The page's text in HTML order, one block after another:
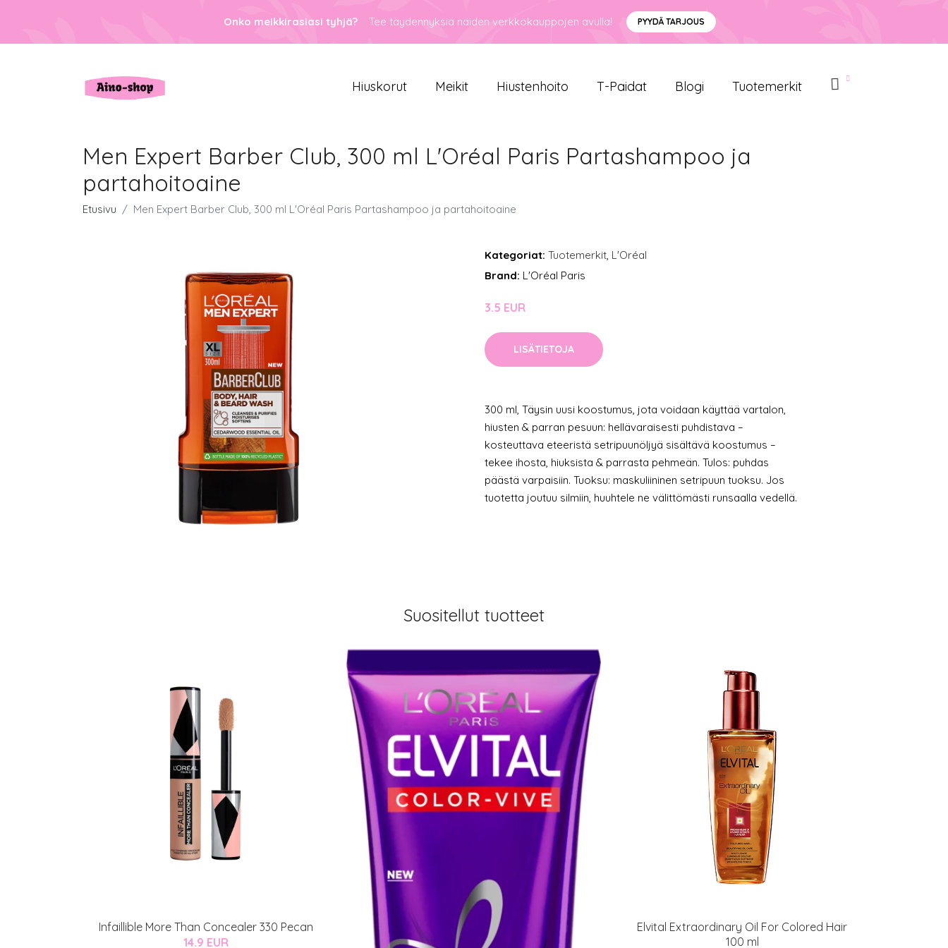
Onko meikkirasiasi tyhjä? Tee täydennyksiä näiden verkkokauppojen avulla! PYYDÄ TARJOUS
Hiuskorut Meikit Hiustenhoito T-Paidat Blogi Tuotemerkit
Men Expert Barber Club, 300 ml L'Oréal Paris Partashampoo ja
partahoitoaine
Etusivu Men Expert Barber Club, 300 ml L'Oréal Paris Partashampoo ja partahoitoaine
Kategoriat: Tuotemerkit, L'Oréal
Brand: L'Oréal Paris
3.5 EUR
LISÄTIETOJA
300 ml, Täysin uusi koostumus, jota voidaan käyttää vartalon,
hiusten & parran pesuun: hellävaraisesti puhdistava –
kosteuttava eteeristä setripuunöljyä sisältävä koostumus –
tekee ihosta, hiuksista & parrasta pehmeän. Tulos: puhdas
päästä varpaisiin. Tuoksu: maskuliininen setripuun tuoksu. Jos
tuotetta joutuu silmiin, huuhtele ne välittömästi runsaalla vedellä.
Suositellut tuotteet
Infaillible More Than Concealer 330 Pecan
14.9 EUR
Elvital Extraordinary Oil For Colored Hair
100 ml